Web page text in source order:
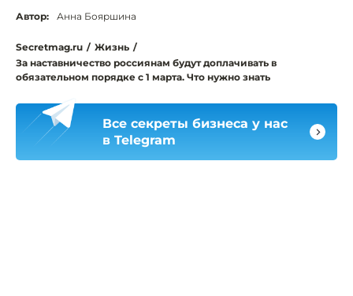
Автор: Анна Бояршина
Secretmag.ru / Жизнь /
За наставничество россиянам будут доплачивать в
обязательном порядке с 1 марта. Что нужно знать
Все секреты бизнеса у нас
в Telegram